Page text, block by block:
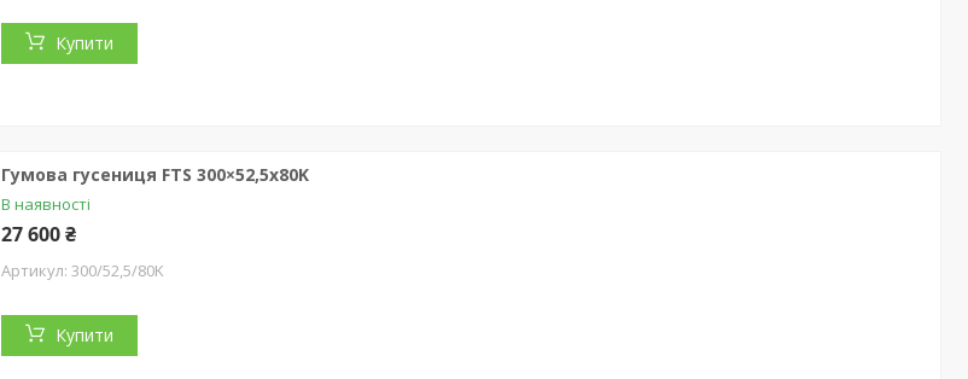
Купити
Гумова гусениця FTS 300×52,5x80K
В наявності
27 600 ₴
300/52,5/80K
Купити